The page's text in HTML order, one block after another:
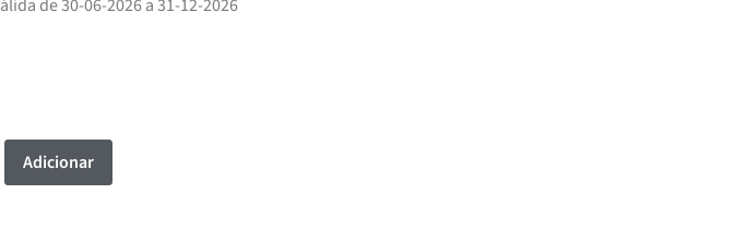
de 30-06-2026 a 31-12-2026
Adicionar